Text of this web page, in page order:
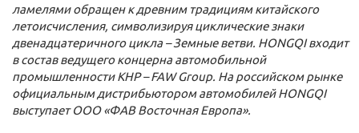
ламелями обращен к древним традициям китайского
летоисчисления, символизируя циклические знаки
двенадцатеричного цикла – Земные ветви. HONGQI входит
в состав ведущего концерна автомобильной
промышленности КНР – FAW Group. На российском рынке
официальным дистрибьютором автомобилей HONGQI
выступает ООО «ФАВ Восточная Европа».